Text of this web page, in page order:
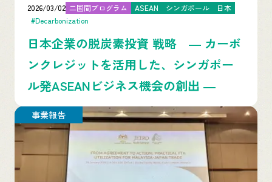
2026/03/02 二国間プログラム ASEAN シンガポール
日本
#Decarbonization
日本企業の脱炭素投資 戦略 ― カーボ
ンクレジットを活用した、シンガポー
ル発ASEANビジネス機会の創出 ―
事業報告